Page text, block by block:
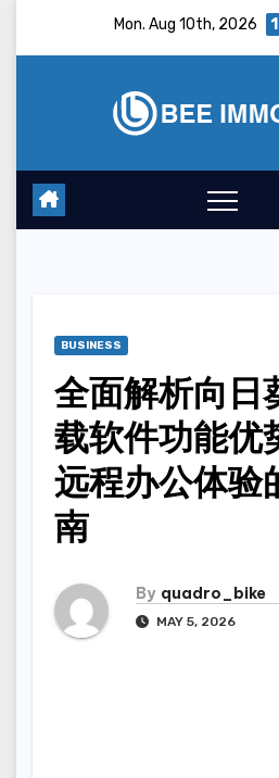
Mon. Aug 10th, 2026
BUSINESS
全面解析向日
载软件功能优
远程办公体验
南
By quadro_bike
MAY 5, 2026